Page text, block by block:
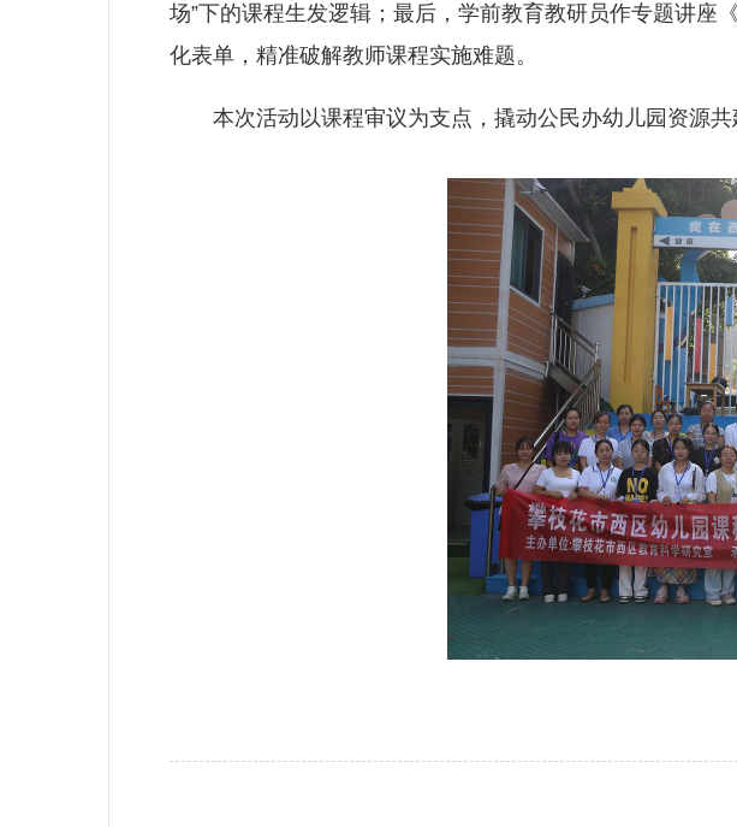
场”下的课程生发逻辑；最后，学前教育教研员作专题讲
化表单，精准破解教师课程实施难题。
本次活动以课程审议为支点，撬动公民办幼儿园资源共